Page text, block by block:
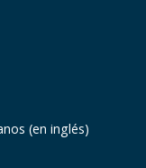
(en inglés)